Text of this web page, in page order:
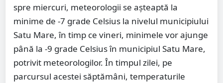
spre miercuri, meteorologii se așteaptă la
minime de -7 grade Celsius la nivelul municipiului
Satu Mare, în timp ce vineri, minimele vor ajunge
până la -9 grade Celsius în municipiul Satu Mare,
potrivit meteorologilor. În timpul zilei, pe
parcursul acestei săptămâni, temperaturile